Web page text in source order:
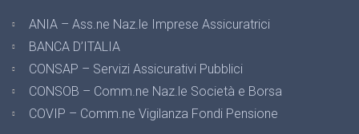
ANIA – Ass.ne Naz.le Imprese Assicuratrici
BANCA D’ITALIA
CONSAP – Servizi Assicurativi Pubblici
CONSOB – Comm.ne Naz.le Società e Borsa
COVIP – Comm.ne Vigilanza Fondi Pensione